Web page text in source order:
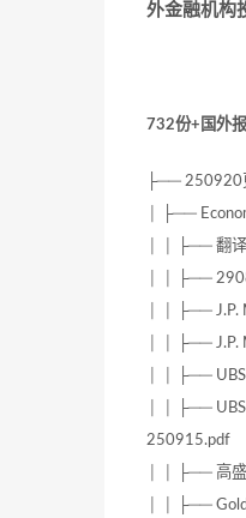
外金融机构
732份+国外
├── 250920
│ ├──
│ │ ├── 翻
│ │ ├──
│ │ ├── J.P.
│ │ ├── J.P.
│ │ ├──
│ │ ├──
250915.pdf
│ │ ├── 高
│ │ ├──